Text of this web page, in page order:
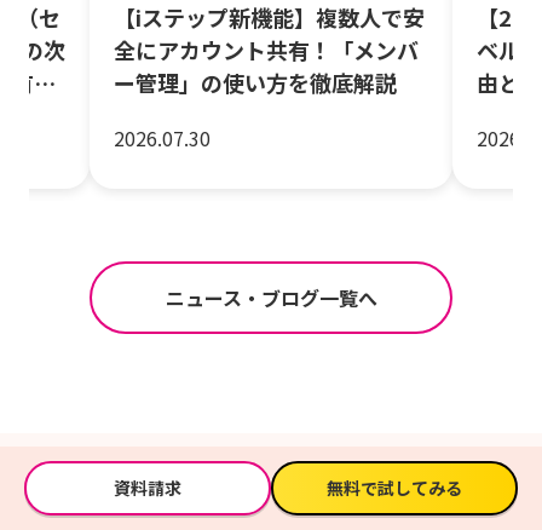
（セ
の次
有！
【iステップ新機能】複数人で安
全にアカウント共有！「メンバ
ー管理」の使い方を徹底解説
2026.07.30
【
ベル
由と
ニュース・ブログ一覧へ
資料請求 無料で試してみる